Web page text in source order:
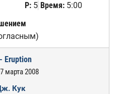
Р:5 Время:5:00
Eruption
марта 2008
Кук